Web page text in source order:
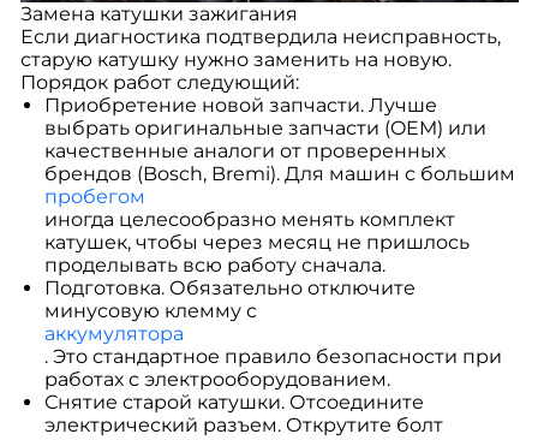
Замена катушки зажигания
Если диагностика подтвердила неисправность,
старую катушку нужно заменить на новую.
Порядок работ следующий:
Приобретение новой запчасти. Лучше
выбрать оригинальные запчасти (OEM) или
качественные аналоги от проверенных
брендов (Bosch, Bremi). Для машин с большим
пробегом
иногда целесообразно менять комплект
катушек, чтобы через месяц не пришлось
проделывать всю работу сначала.
Подготовка. Обязательно отключите
минусовую клемму с
аккумулятора
. Это стандартное правило безопасности при
работах с электрооборудованием.
Снятие старой катушки. Отсоедините
электрический разъем. Открутите болт